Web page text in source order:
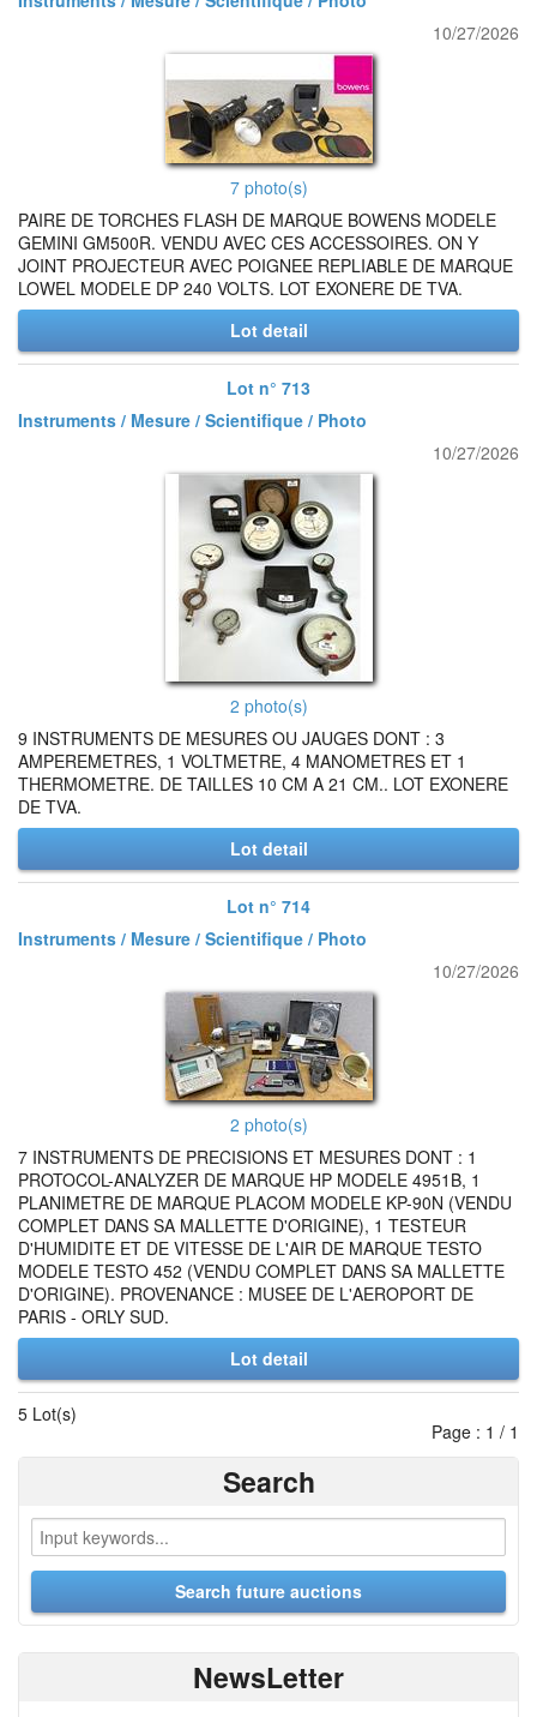
10/27/2026
7 photo(s)
PAIRE DE TORCHES FLASH DE MARQUE BOWENS MODELE
GEMINI GM500R. VENDU AVEC CES ACCESSOIRES. ON Y
JOINT PROJECTEUR AVEC POIGNEE REPLIABLE DE MARQUE
LOWEL MODELE DP 240 VOLTS. LOT EXONERE DE TVA.
Lot detail
Lot n° 713
Instruments / Mesure / Scientifique / Photo
10/27/2026
2 photo(s)
9 INSTRUMENTS DE MESURES OU JAUGES DONT : 3
AMPEREMETRES, 1 VOLTMETRE, 4 MANOMETRES ET 1
THERMOMETRE. DE TAILLES 10 CM A 21 CM.. LOT EXONERE
DE TVA.
Lot detail
Lot n° 714
Instruments / Mesure / Scientifique / Photo
10/27/2026
2 photo(s)
7 INSTRUMENTS DE PRECISIONS ET MESURES DONT : 1
PROTOCOL-ANALYZER DE MARQUE HP MODELE 4951B, 1
PLANIMETRE DE MARQUE PLACOM MODELE KP-90N (VENDU
COMPLET DANS SA MALLETTE D'ORIGINE), 1 TESTEUR
D'HUMIDITE ET DE VITESSE DE L'AIR DE MARQUE TESTO
MODELE TESTO 452 (VENDU COMPLET DANS SA MALLETTE
D'ORIGINE). PROVENANCE : MUSEE DE L'AEROPORT DE
PARIS - ORLY SUD.
Lot detail
5 Lot(s)
Page : 1 / 1
Search
NewsLetter